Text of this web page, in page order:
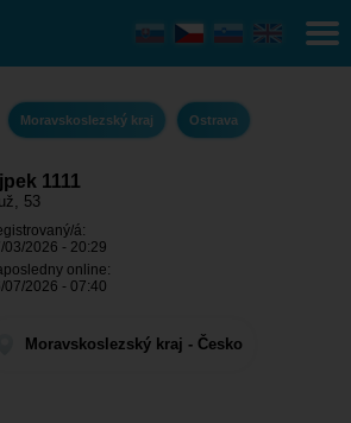
Moravskoslezský kraj Ostrava
1111
53
á:
03/2026 - 20:29
online:
07/2026 - 07:40
Moravskoslezský kraj - Česko